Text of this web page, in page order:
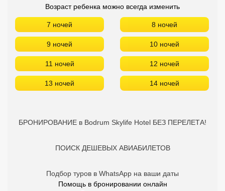
Возраст ребенка можно всегда изменить
7 ночей 8 ночей
9 ночей 10 ночей
11 ночей 12 ночей
13 ночей 14 ночей
БРОНИРОВАНИЕ в Bodrum Skylife Hotel БЕЗ ПЕРЕЛЕТА!
ПОИСК ДЕШЕВЫХ АВИАБИЛЕТОВ
Подбор туров в WhatsApp на ваши даты
Помощь в бронировании онлайн